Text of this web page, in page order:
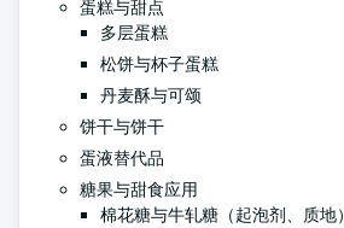
蛋糕与甜点
多层蛋糕
松饼与杯子蛋糕
丹麦酥与可颂
饼干与饼干
蛋液替代品
糖果与甜食应用
棉花糖与牛轧糖（起泡剂、质地）